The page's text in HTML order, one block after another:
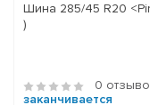
Шина 285/45 R20
)
0
заканчивается